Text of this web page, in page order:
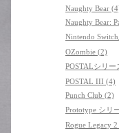
Naughty Bear
Naughty Bear:
Nintendo
OZombie (2)
POSTALシリー
POSTAL III (4)
Punch Club (2)
Prototype シリ
Rogue Legacy